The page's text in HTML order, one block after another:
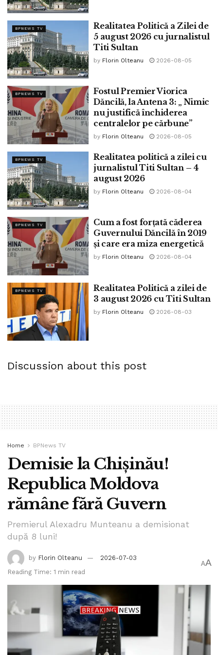
BPNEWS TV
Realitatea Politică a Zilei de
5 august 2026 cu jurnalistul
Titi Sultan
by Florin Olteanu 2026-08-05
BPNEWS TV
Fostul Premier Viorica
Dăncilă, la Antena 3: „ Nimic
nu justifică închiderea
centralelor pe cărbune”
by Florin Olteanu 2026-08-05
BPNEWS TV
Realitatea politică a zilei cu
jurnalistul Titi Sultan – 4
august 2026
by Florin Olteanu 2026-08-04
BPNEWS TV
Cum a fost forțată căderea
Guvernului Dăncilă în 2019
și care era miza energetică
by Florin Olteanu 2026-08-04
BPNEWS TV
Realitatea Politică a zilei de
3 august 2026 cu Titi Sultan
by Florin Olteanu 2026-08-03
Discussion about this post
Home BPNews TV
Demisie la Chișinău!
Republica Moldova
rămâne fără Guvern
Premierul Alexadru Munteanu a demisionat
după 8 luni!
by Florin Olteanu
2026-07-03
Reading Time: 1 min read
AA